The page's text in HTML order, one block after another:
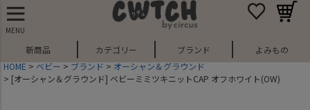
MENU
新商品 カテゴリー ブランド
よみもの
HOME
ベビー ブランド
オーシャン＆グラウンド
[オーシャン＆グラウンド] ベビーミミツキニットCAP オフホワイト(OW)